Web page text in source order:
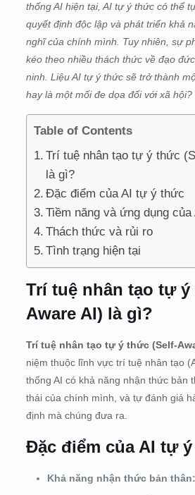
thống AI hiện tại, AI tự ý thức có thể
quyết định độc lập và phát triển khả
nghĩ của chính mình. Tuy nhiên, sự
kéo theo nhiều thách thức về đạo
ninh. Liệu AI tự ý thức sẽ trở thành
hay là một mối đe dọa đối với xã hội?
Table of Contents
Trí tuệ nhân tạo tự ý thức
là gì?
Đặc điểm của AI tự ý thức
Tiềm năng và ứng dụng
Thách thức và rủi ro
Tình trạng hiện tại
Trí tuệ nhân tạo tự
Aware AI) là gì?
Trí tuệ nhân tạo tự ý thức (Self-
niệm thuộc lĩnh vực trí tuệ nhân tạo
thống AI có khả năng nhận thức bản
thái của chính mình, và tự đánh giá
định mà chúng đưa ra.
Đặc điểm của AI tự
Khả năng nhận thức bản thân: